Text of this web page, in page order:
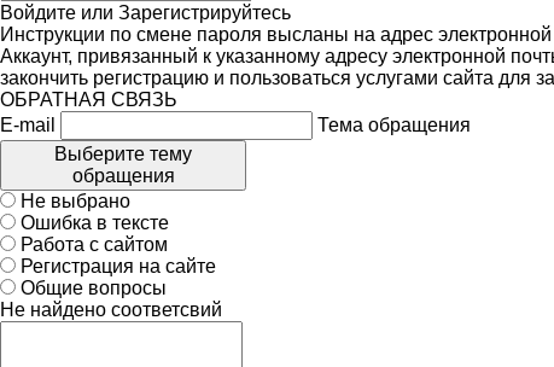
Войдите или Зарегистрируйтесь
Инструкции по смене пароля высланы на адрес
Аккаунт, привязанный к указанному адресу электронной
закончить регистрацию и пользоваться услугами сайта для
ОБРАТНАЯ СВЯЗЬ
E-mail
Тема обращения
Выберите тему
обращения
Не выбрано
Ошибка в тексте
Работа с сайтом
Регистрация на сайте
Общие вопросы
Не найдено соответсвий